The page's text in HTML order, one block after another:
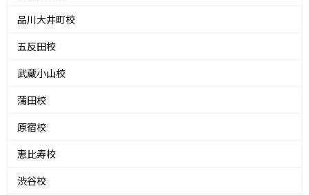
品川大井町校
五反田校
武蔵小山校
蒲田校
原宿校
恵比寿校
渋谷校